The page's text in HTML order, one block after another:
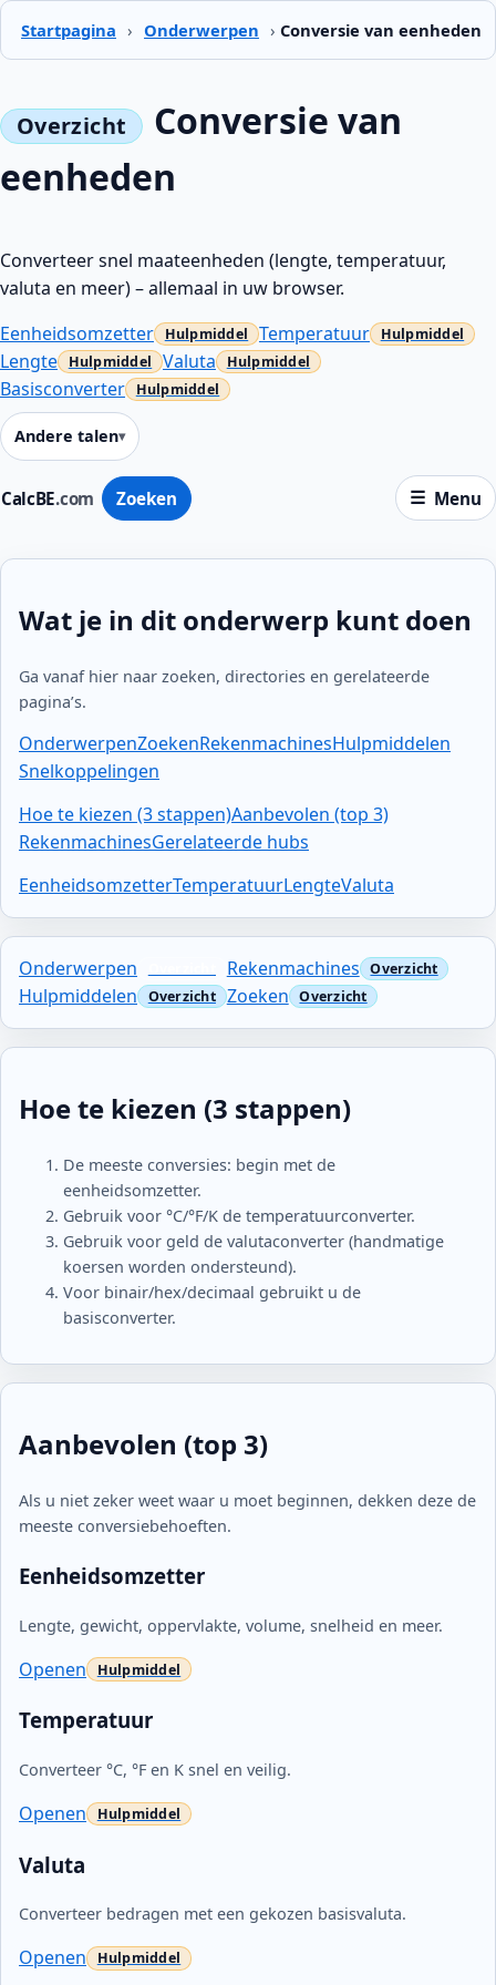
Startpagina › Onderwerpen › Conversie van eenheden
CalcBE.com Zoeken Menu
Conversie van
eenheden
Converteer snel maateenheden (lengte, temperatuur,
valuta en meer) – allemaal in uw browser.
Eenheidsomzetter
Temperatuur
Lengte
Valuta
Basisconverter
Andere talen
Wat je in dit onderwerp kunt doen
Ga vanaf hier naar zoeken, directories en gerelateerde
pagina’s.
OnderwerpenZoekenRekenmachinesHulpmiddelen
Snelkoppelingen
Hoe te kiezen (3 stappen)Aanbevolen (top 3)
RekenmachinesGerelateerde hubs
EenheidsomzetterTemperatuurLengteValuta
Onderwerpen
Rekenmachines
Hulpmiddelen
Zoeken
Hoe te kiezen (3 stappen)
De meeste conversies: begin met de
eenheidsomzetter.
Gebruik voor °C/°F/K de temperatuurconverter.
Gebruik voor geld de valutaconverter (handmatige
koersen worden ondersteund).
Voor binair/hex/decimaal gebruikt u de
basisconverter.
Aanbevolen (top 3)
Als u niet zeker weet waar u moet beginnen, dekken deze de
meeste conversiebehoeften.
Eenheidsomzetter
Lengte, gewicht, oppervlakte, volume, snelheid en meer.
Openen
Temperatuur
Converteer °C, °F en K snel en veilig.
Openen
Valuta
Converteer bedragen met een gekozen basisvaluta.
Openen